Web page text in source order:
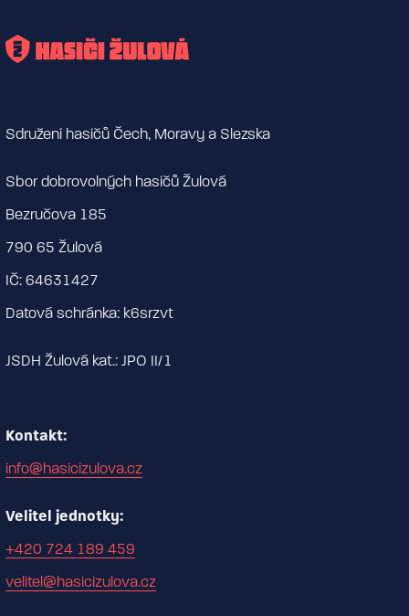
Sdružení hasičů Čech, Moravy a Slezska
Sbor dobrovolných hasičů Žulová
Bezručova 185
790 65 Žulová
IČ: 64631427
Datová schránka: k6srzvt
JSDH Žulová kat.: JPO II/1
Kontakt:
info@hasicizulova.cz
Velitel jednotky:
+420 724 189 459
velitel@hasicizulova.cz